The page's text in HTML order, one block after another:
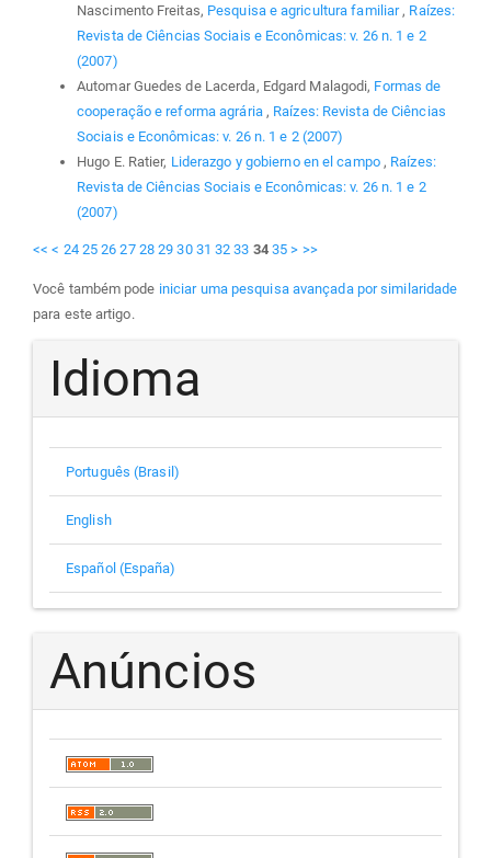
Nascimento Freitas, Pesquisa e agricultura familiar , Raízes:
Revista de Ciências Sociais e Econômicas: v. 26 n. 1 e 2
(2007)
Automar Guedes de Lacerda, Edgard Malagodi, Formas de
cooperação e reforma agrária , Raízes: Revista de Ciências
Sociais e Econômicas: v. 26 n. 1 e 2 (2007)
Hugo E. Ratier, Liderazgo y gobierno en el campo , Raízes:
Revista de Ciências Sociais e Econômicas: v. 26 n. 1 e 2
(2007)
<< < 24 25 26 27 28 29 30 31 32 33 34 35 > >>
Você também pode iniciar uma pesquisa avançada por similaridade
para este artigo.
Idioma
Português (Brasil)
English
Español (España)
Anúncios